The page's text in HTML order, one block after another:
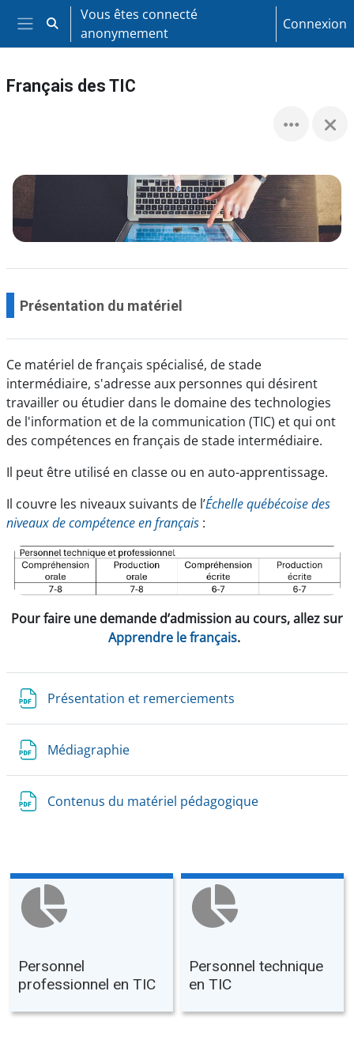
Passer au contenu principal
Panneau latéral
Activer/désactiver la saisie de recherche
Vous êtes connecté
anonymement
Connexion
Français des TIC
Présentation du matériel
Ce matériel de français spécialisé, de stade
intermédiaire, s'adresse aux personnes qui désirent
travailler ou étudier dans le domaine des technologies
de l'information et de la communication (TIC) et qui ont
des compétences en français de stade intermédiaire.
Il peut être utilisé en classe ou en auto-apprentissage.
Il couvre les niveaux suivants de l’Échelle québécoise des
niveaux de compétence en français :
Pour faire une demande d’admission au cours, allez sur
Apprendre le français.
Présentation et remerciements
Médiagraphie
Contenus du matériel pédagogique
Personnel
professionnel en TIC
Personnel technique
en TIC